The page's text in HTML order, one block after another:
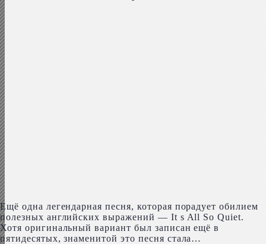
Ещё одна легендарная песня, которая порадует обилием
полезных английских выражений — It s All So Qui­et.
Хотя оригинальный вариант был записан ещё в
пятидесятых, знаменитой это песня стала…